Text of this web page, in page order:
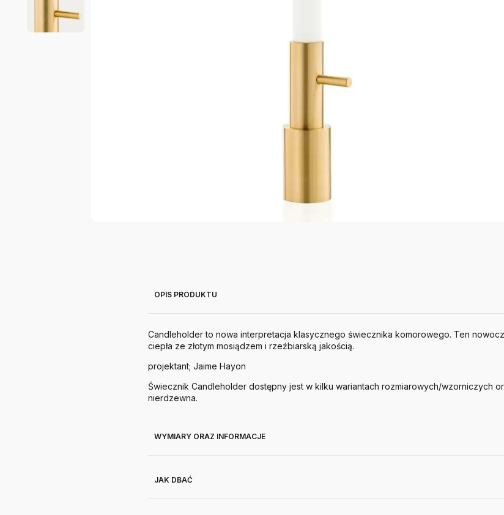
OPIS PRODUKTU
Candleholder to nowa interpretacja klasycznego świecznika komorowego. Ten
ciepła ze złotym mosiądzem i rzeźbiarską jakością.
projektant; Jaime Hayon
Świecznik Candleholder dostępny jest w kilku wariantach rozmiarowych/wzorniczych
nierdzewna.
WYMIARY ORAZ INFORMACJE
JAK DBAĆ